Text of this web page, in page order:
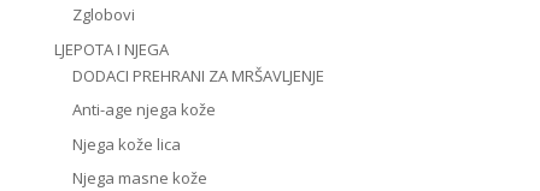
Zglobovi
LJEPOTA I NJEGA
DODACI PREHRANI ZA MRŠAVLJENJE
Anti-age njega kože
Njega kože lica
Njega masne kože